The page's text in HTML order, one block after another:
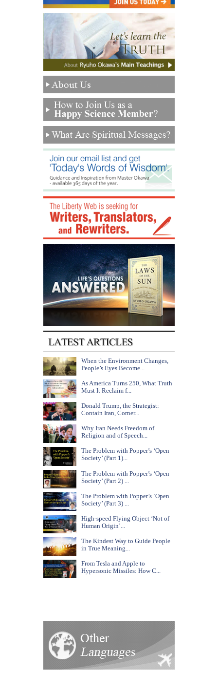
When the Environment Changes,
People’s Eyes Become...
As America Turns 250, What Truth
Must It Reclaim f...
Donald Trump, the Strategist:
Contain Iran, Corner...
Why Iran Needs Freedom of
Religion and of Speech...
The Problem with Popper’s ‘Open
Society’ (Part 1)...
The Problem with Popper’s ‘Open
Society’ (Part 2) ...
The Problem with Popper’s ‘Open
Society’ (Part 3) ...
High-speed Flying Object ‘Not of
Human Origin’...
The Kindest Way to Guide People
in True Meaning...
From Tesla and Apple to
Hypersonic Missiles: How C...